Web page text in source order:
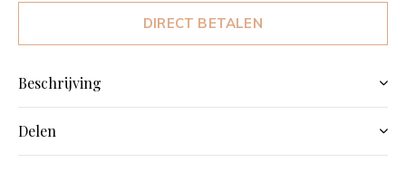
DIRECT BETALEN
Beschrijving
Delen